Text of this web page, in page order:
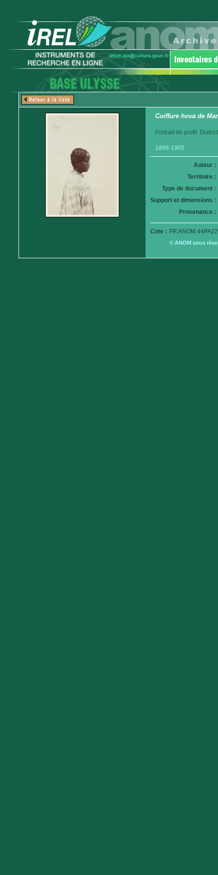
Coiffure hova de
Portrait de profil.
1896-1905
Auteur :
Territoire :
Type de document :
Support et dimensions :
Provenance :
Cote : FR ANOM
© ANOM sous